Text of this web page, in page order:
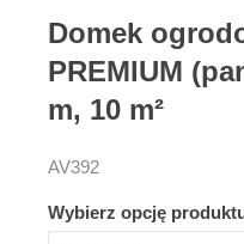
Domek
PREMIUM
m, 10 m²
AV392
Wybierz opcję